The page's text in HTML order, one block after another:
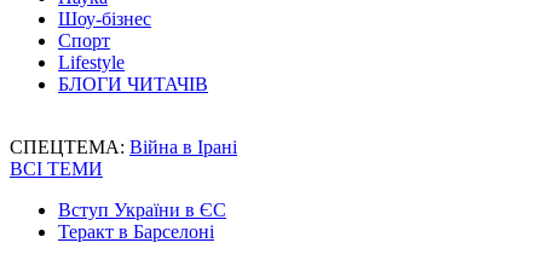
Шоу-бізнес
Спорт
Lifestyle
БЛОГИ ЧИТАЧІВ
СПЕЦТЕМА: Війна в Ірані
ВСІ ТЕМИ
Вступ України в ЄС
Теракт в Барселоні